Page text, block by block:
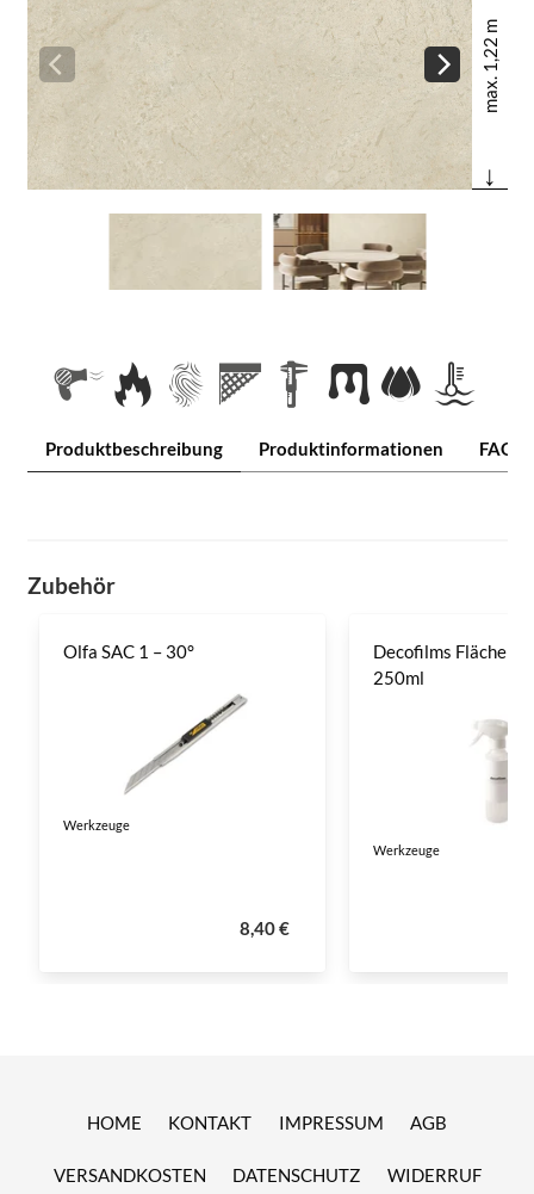
max. 1,22 m
↓
Produktbeschreibung Produktinformationen FAQ
Zubehör
Olfa SAC 1 – 30°
Werkzeuge
8,40 €
Decofilms
250ml
Werkzeuge
HOME KONTAKT IMPRESSUM AGB
VERSANDKOSTEN DATENSCHUTZ WIDERRUF